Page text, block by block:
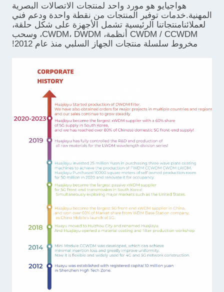
هواجيايو هو مورد واحد لمنتجات الاتصالات البصرية
المهنية.خدمات توفير المنتجات من نقطة واحدة ودعم فني
لعملائنامنتجاتنا الرئيسية تشمل الأجهزة على شكل حلقة،
CWDM / CCWDM أنظمة، CWDM، DWDM، وسحب
مخروط سلسلة منتجات الجهاز السلبي منذ عام 2012!